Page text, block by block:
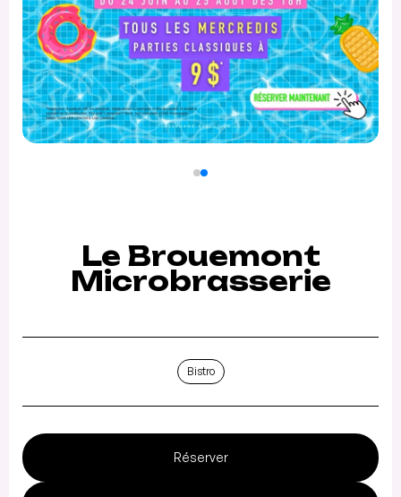
Le Brouemont
Microbrasserie
Bistro
Réserver